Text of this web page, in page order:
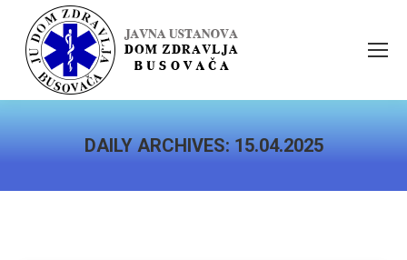
DAILY ARCHIVES: 15.04.2025